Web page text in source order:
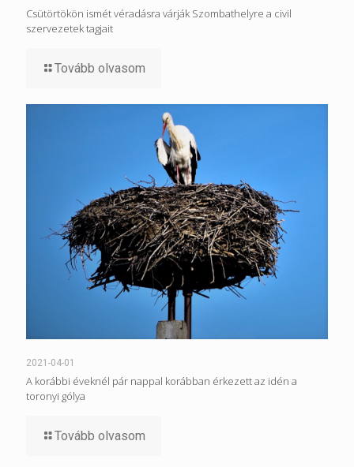
Csütörtökön ismét véradásra várják Szombathelyre a civil
szervezetek tagjait
Tovább olvasom
2021-04-01
A korábbi éveknél pár nappal korábban érkezett az idén a
toronyi gólya
Tovább olvasom